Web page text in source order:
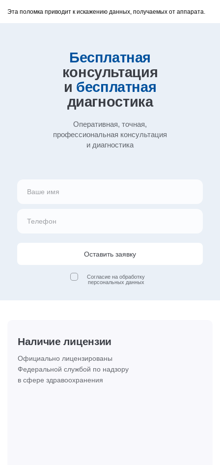
Эта поломка приводит к искажению данных, получаемых от аппарата.
Бесплатная
консультация
и бесплатная
диагностика
Оперативная, точная,
профессиональная консультация
и диагностика
Оставить заявку
Согласие на обработку
персональных данных
Наличие лицензии
Официально лицензированы
Федеральной службой по надзору
в сфере здравоохранения